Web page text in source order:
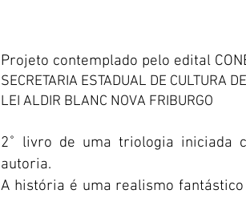
Projeto contemplado pelo edital
SECRETARIA ESTADUAL DE CULTURA
LEI ALDIR BLANC NOVA FRIBURGO
2˚ livro de uma triologia iniciada
autoria.
A história é uma realismo